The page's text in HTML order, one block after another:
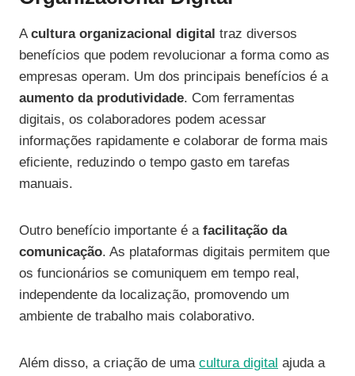
Acultura organizacional digital traz diversos
benefícios que podem revolucionar a forma como as
empresas operam. Um dos principais benefícios é a
aumento da produtividade. Com ferramentas
digitais, os colaboradores podem acessar
informações rapidamente e colaborar de forma mais
eficiente, reduzindo o tempo gasto em tarefas
manuais.
Outro benefício importante é a facilitação da
comunicação. As plataformas digitais permitem que
os funcionários se comuniquem em tempo real,
independente da localização, promovendo um
ambiente de trabalho mais colaborativo.
Além disso, a criação de uma cultura digital ajuda a